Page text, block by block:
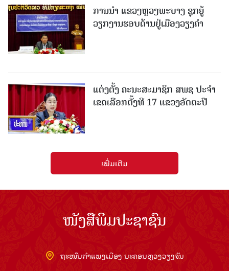
ການນຳ ແຂວງຫຼວງພະບາງ ຊຸກຍູ້
ວຽກງານຮອບດ້ານຢູ່ເມືອງວຽງຄໍາ
ແຕ່ງຕັ້ງ ຄະນະສະມາຊິກ ສພຊ ປະຈຳ
ເຂດເລືອກຕັ້ງທີ 17 ແຂວງອັດຕະປື
ເພີ່ມເຕີມ
ໜັງສືພິມປະຊາຊົນ
ຖະໜົນກຳແພງເມືອງ ນະຄອນຫຼວງວຽງຈັນ